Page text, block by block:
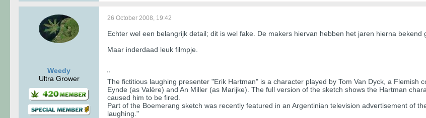
Weedy
Ultra Grower
26 October 2008, 19:42
Echter wel een belangrijk detail; dit is wel fake. De makers hiervan hebben het jaren hierna bekend
Maar inderdaad leuk filmpje.
"
The fictitious laughing presenter "Erik Hartman" is a character played by Tom Van Dyck, a Flemish
Eynde (as Valère) and An Miller (as Marijke). The full version of the sketch shows the Hartman
caused him to be fired.
Part of the Boemerang sketch was recently featured in an Argentinian television advertisement of
laughing."